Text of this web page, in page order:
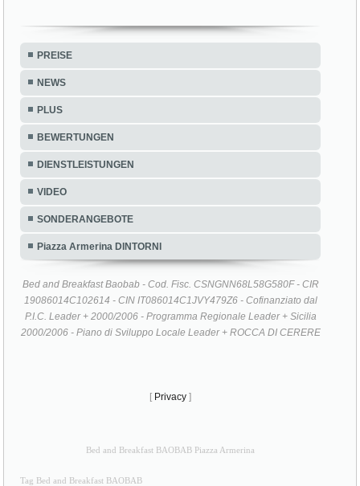
PREISE
NEWS
PLUS
BEWERTUNGEN
DIENSTLEISTUNGEN
VIDEO
SONDERANGEBOTE
Piazza Armerina DINTORNI
Bed and Breakfast Baobab - Cod. Fisc. CSNGNN68L58G580F - CIR
19086014C102614 - CIN IT086014C1JVY479Z6 - Cofinanziato dal
P.I.C. Leader + 2000/2006 - Programma Regionale Leader + Sicilia
2000/2006 - Piano di Sviluppo Locale Leader + ROCCA DI CERERE
[ Privacy ]
Bed and Breakfast BAOBAB Piazza Armerina
Tag Bed and Breakfast BAOBAB